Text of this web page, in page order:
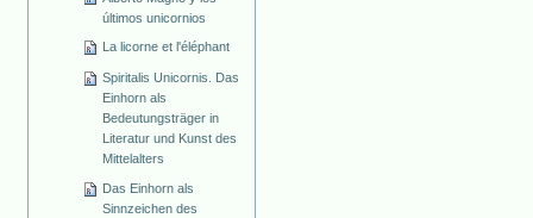
últimos unicornios
La licorne et l'éléphant
Spiritalis Unicornis. Das
Einhorn als
Bedeutungsträger in
Literatur und Kunst des
Mittelalters
Das Einhorn als
Sinnzeichen des